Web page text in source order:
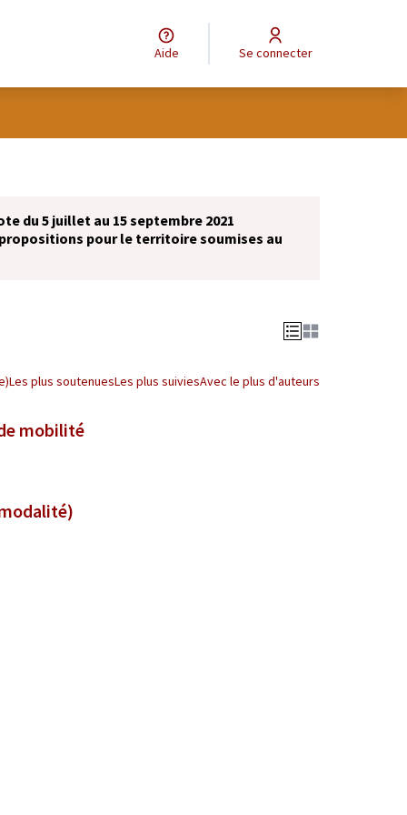
Aide Se connecter
du 5 juillet au 15 septembre 2021
pour le territoire soumises au
Les plus soutenuesLes plus suiviesAvec le plus d'auteurs
mobilité